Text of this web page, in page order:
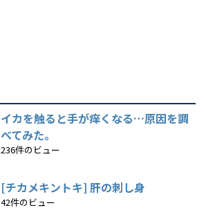
イカを触ると手が痒くなる…原因を調
べてみた。
236件のビュー
[チカメキントキ] 肝の刺し身
42件のビュー